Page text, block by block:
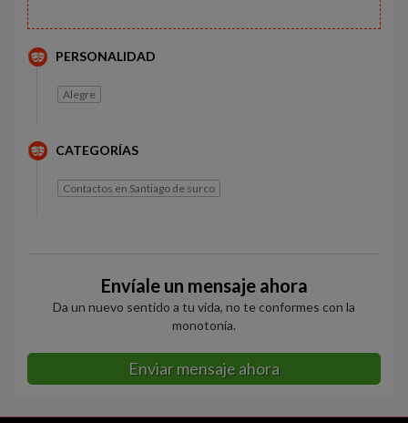
PERSONALIDAD
Alegre
CATEGORÍAS
Contactos en Santiago de surco
Envíale un mensaje ahora
Da un nuevo sentido a tu vida, no te conformes con la
monotonía.
Enviar mensaje ahora